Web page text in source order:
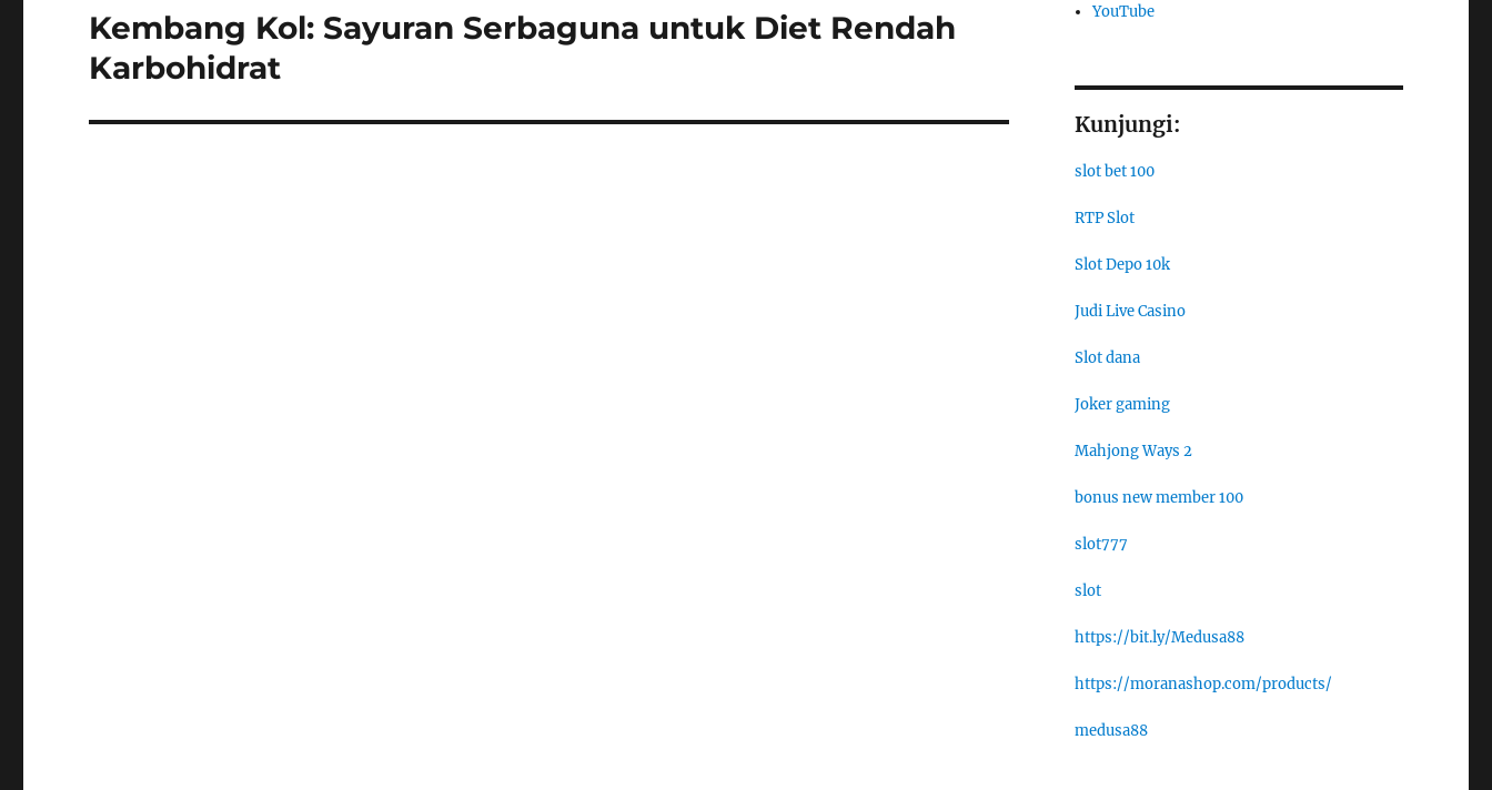
Next
post:
Kembang Kol: Sayuran Serbaguna untuk Diet Rendah
Karbohidrat
YouTube
Kunjungi:
slot bet 100
RTP Slot
Slot Depo 10k
Judi Live Casino
Slot dana
Joker gaming
Mahjong Ways 2
bonus new member 100
slot777
slot
https://bit.ly/Medusa88
https://moranashop.com/products/
medusa88